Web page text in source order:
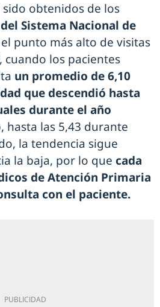
obtenidos de los
Sistema Nacional de
punto más alto de visitas
cuando los pacientes
un promedio de 6,10
que descendió hasta
durante el año
hasta las 5,43 durante
la tendencia sigue
la baja, por lo que cada
de Atención Primaria
con el paciente.